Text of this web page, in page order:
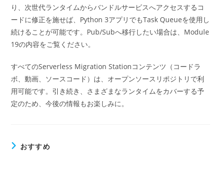
り、次世代ランタイムからバンドルサービスへアクセスするコ
ードに修正を施せば、Python 3アプリでもTask Queueを使用し
続けることが可能です。Pub/Subへ移行したい場合は、Module
19の内容をご覧ください。
すべてのServerless Migration Stationコンテンツ（コードラ
ボ、動画、ソースコード）は、オープンソースリポジトリで利
用可能です。引き続き、さまざまなランタイムをカバーする予
定のため、今後の情報もお楽しみに。
おすすめ